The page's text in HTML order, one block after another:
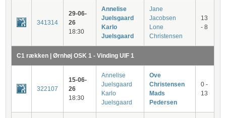
341314
29-06-
26
18:30
Annelise
Juelsgaard
Karlo
Juelsgaard
Jane
Jacobsen
Lone
Christensen
13
- 8
C1 rækken | Ørnhøj OSK 1 - Vinding UIF 1
322107
15-06-
26
18:30
Annelise
Juelsgaard
Karlo
Juelsgaard
Ove
Christensen
Mads
Pedersen
0 -
13